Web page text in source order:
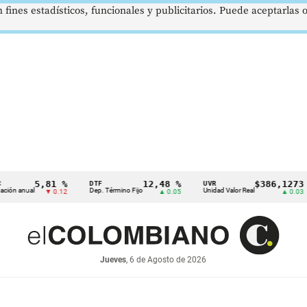
5,81 %
▼ 0.12
DTF
Dep. Término Fijo
12,48 %
▲ 0.05
UVR
Unidad Valor Real
$386,1273
▲ 0.03
Jueves, 6 de Agosto de 2026
estadísticos, funcionales y publicitarios. Puede aceptarlas